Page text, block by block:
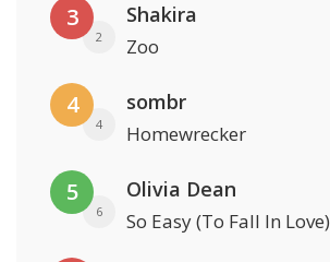
3
2
Shakira
Zoo
4
4
sombr
Homewrecker
5
6
Olivia Dean
So Easy (To Fall In Love)